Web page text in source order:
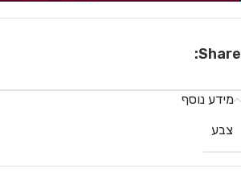
Share:
מידע נוסף
צבע